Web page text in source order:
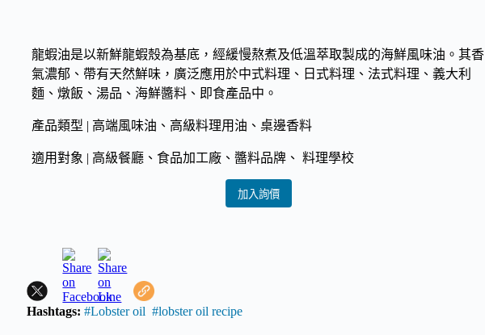
龍蝦油是以新鮮龍蝦殼為基底，經緩慢熬煮及低溫萃取製成的海鮮風味油。其香
氣濃郁、帶有天然鮮味，廣泛應用於中式料理、日式料理、法式料理、義大利
麵、燉飯、湯品、海鮮醬料、即食產品中。
產品類型 | 高端風味油、高級料理用油、桌邊香料
適用對象 | 高級餐廳、食品加工廠、醬料品牌、 料理學校
加入詢價
Hashtags:#Lobster oil #lobster oil recipe